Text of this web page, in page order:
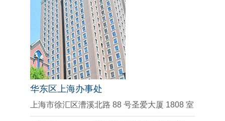
华东区上海办事处
上海市徐汇区漕溪北路 88 号圣爱大厦 1808 室